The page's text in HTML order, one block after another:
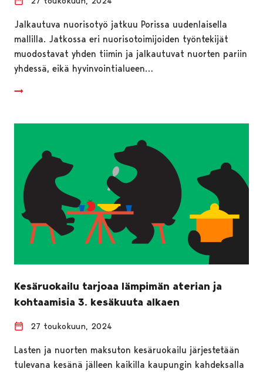
Jalkautuva nuorisotyö jatkuu Porissa uudenlaisella
mallilla. Jatkossa eri nuorisotoimijoiden työntekijät
muodostavat yhden tiimin ja jalkautuvat nuorten pariin
yhdessä, eikä hyvinvointialueen…
Kesäruokailu tarjoaa lämpimän aterian ja
kohtaamisia 3. kesäkuuta alkaen
27 toukokuun, 2024
Lasten ja nuorten maksuton kesäruokailu järjestetään
tulevana kesänä jälleen kaikilla kaupungin kahdeksalla